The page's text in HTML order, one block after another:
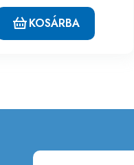
KOSÁRBA